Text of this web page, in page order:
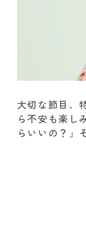
大切な節目、
ら不安も楽し
らいいの？」